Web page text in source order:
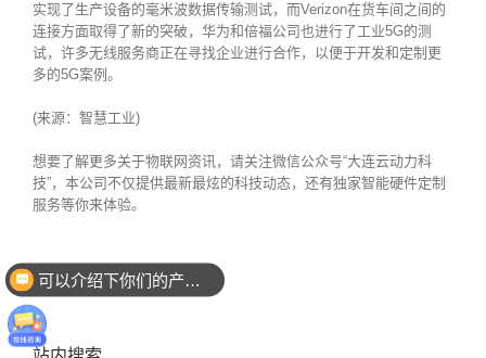
实现了生产设备的毫米波数据传输测试，而Verizon在货车间之间的
连接方面取得了新的突破，华为和倍福公司也进行了工业5G的测
试，许多无线服务商正在寻找企业进行合作，以便于开发和定制更
多的5G案例。
(来源：智慧工业)
想要了解更多关于物联网资讯，请关注微信公众号“大连云动力科
技”，本公司不仅提供最新最炫的科技动态，还有独家智能硬件定制
服务等你来体验。
你们是怎么收费的呢